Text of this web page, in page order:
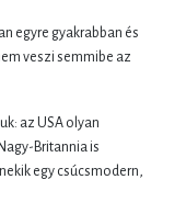
egyre gyakrabban és
veszi semmibe az
az USA olyan
Britannia is
egy csúcsmodern,